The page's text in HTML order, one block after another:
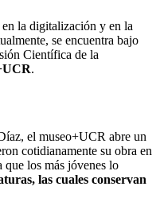
en la digitalización y en la
se encuentra bajo
Científica de la
.
el museo+UCR abre un
cotidianamente su obra en
que los más jóvenes lo
las cuales conservan